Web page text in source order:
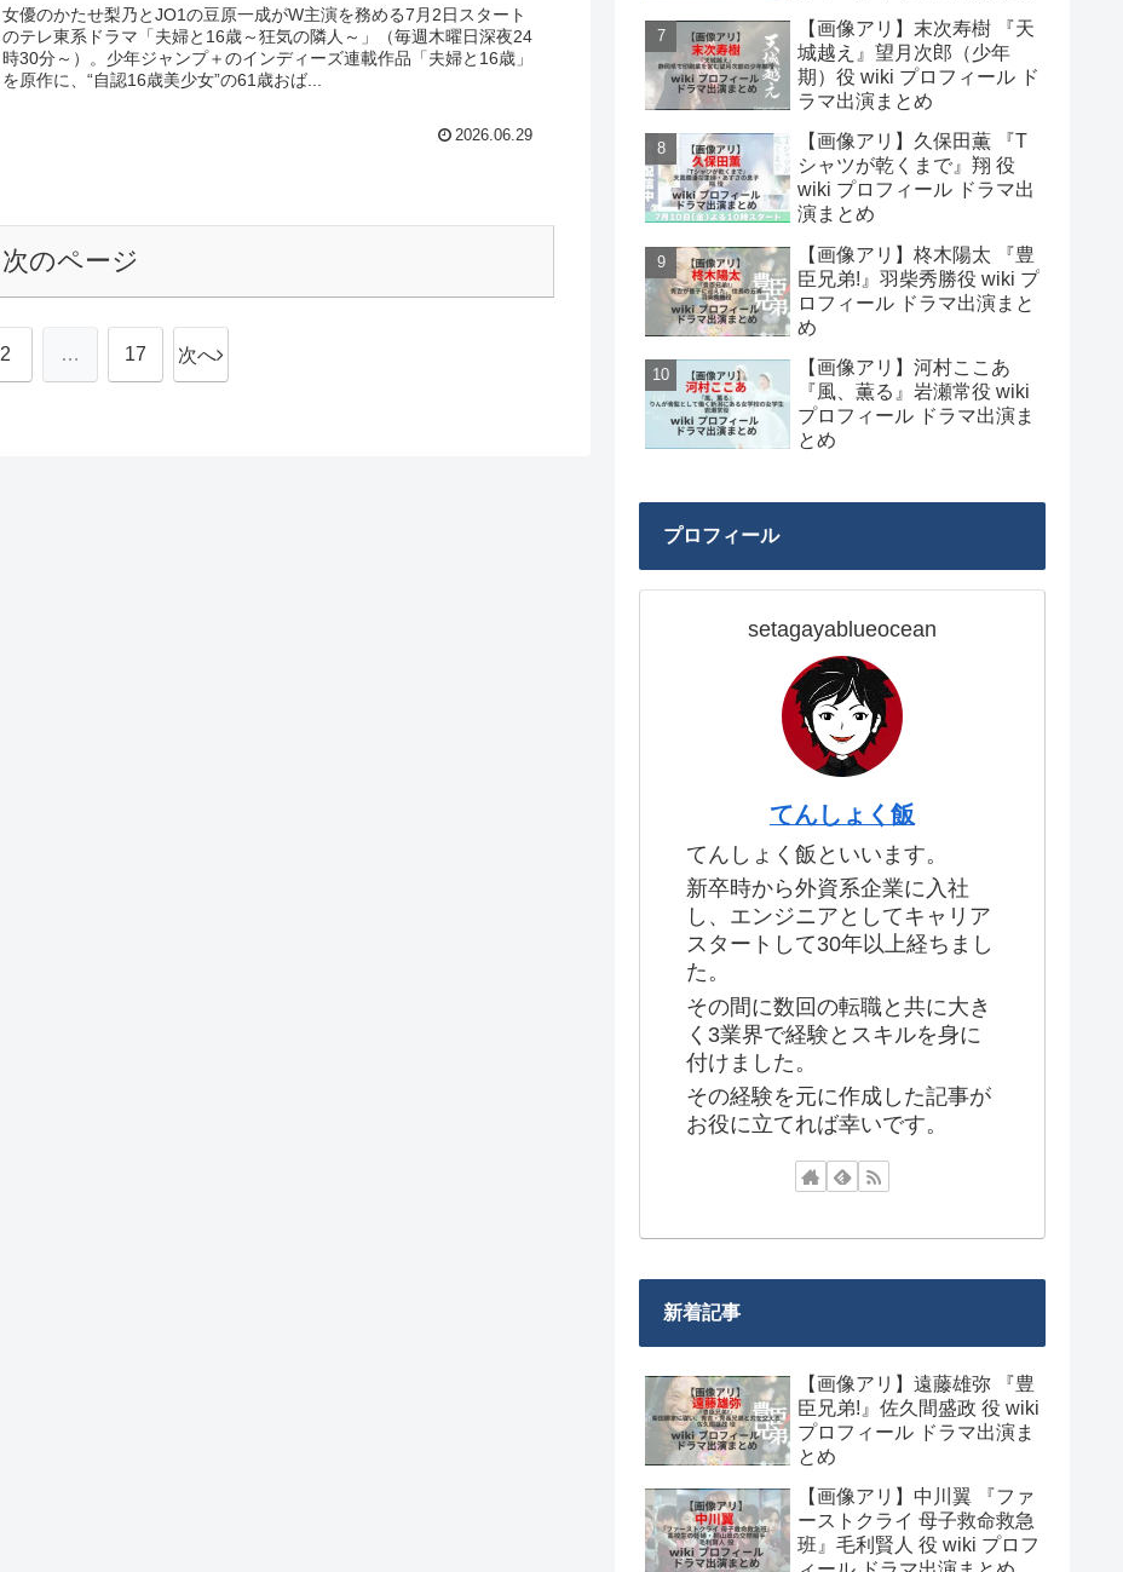
女優のかたせ梨乃とJO1の豆原一成がW主演を務める7月2日スタート
のテレ東系ドラマ「夫婦と16歳～狂気の隣人～」（毎週木曜日深夜24
時30分～）。少年ジャンプ＋のインディーズ連載作品「夫婦と16歳」
を原作に、“自認16歳美少女”の61歳おば...
2026.06.29
次のページ
2 … 17 次へ
【画像アリ】末次寿樹 『天
城越え』望月次郎（少年
期）役 wiki プロフィール ド
ラマ出演まとめ
【画像アリ】久保田薫 『T
シャツが乾くまで』翔 役
wiki プロフィール ドラマ出
演まとめ
【画像アリ】柊木陽太 『豊
臣兄弟!』羽柴秀勝役 wiki プ
ロフィール ドラマ出演まと
め
【画像アリ】河村ここあ
『風、薫る』岩瀬常役 wiki
プロフィール ドラマ出演ま
とめ
プロフィール
setagayablueocean
てんしょく飯
てんしょく飯といいます。
新卒時から外資系企業に入社
し、エンジニアとしてキャリア
スタートして30年以上経ちまし
た。
その間に数回の転職と共に大き
く3業界で経験とスキルを身に
付けました。
その経験を元に作成した記事が
お役に立てれば幸いです。
新着記事
【画像アリ】遠藤雄弥 『豊
臣兄弟!』佐久間盛政 役 wiki
プロフィール ドラマ出演ま
とめ
【画像アリ】中川翼 『ファ
ーストクライ 母子救命救急
班』毛利賢人 役 wiki プロフ